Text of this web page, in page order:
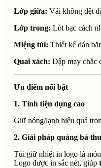
Lớp giữa: Vải không dệt
Lớp trong: Lót bạc cách
Miệng túi: Thiết kế dán
Quai xách: Dập may chắc
Ưu điểm nổi bật
1. Tính tiện dụng cao
Giữ nóng/lạnh hiệu quả
2. Giải pháp quảng bá
Túi giữ nhiệt in logo là
Logo được in sắc nét, giúp